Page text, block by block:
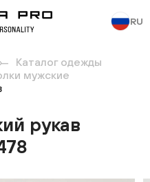
RU
Каталог одежды
мужские
рукав